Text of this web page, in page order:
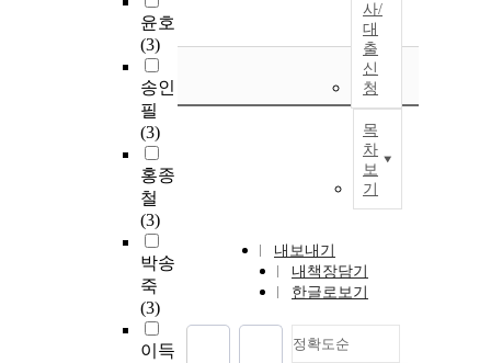
윤호
(3)
송인
필
(3)
홍종
철
(3)
박송
죽
(3)
이득
사/
대
출
신
청
목
차
보
기
내보내기
내책장담기
한글로보기
정확도순